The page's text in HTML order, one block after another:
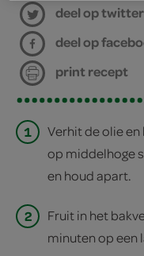
deel op twitter
deel op
print recept
1
Verhit de olie
op middelhoge
en houd apart.
2
Fruit in het
minuten op een